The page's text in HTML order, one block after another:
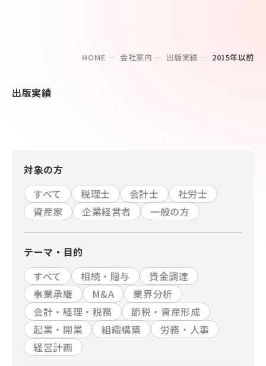
HOME 会社案内 出版実績 2015年以前
出版実績
対象の方
すべて
税理士 会計士
社労士
資産家
企業経営者 一般の方
テーマ・目的
すべて
相続・贈与
資金調達
事業承継
M&A
業界分析
会計・経理・税務
節税・資産形成
起業・開業
組織構築
労務・人事
経営計画